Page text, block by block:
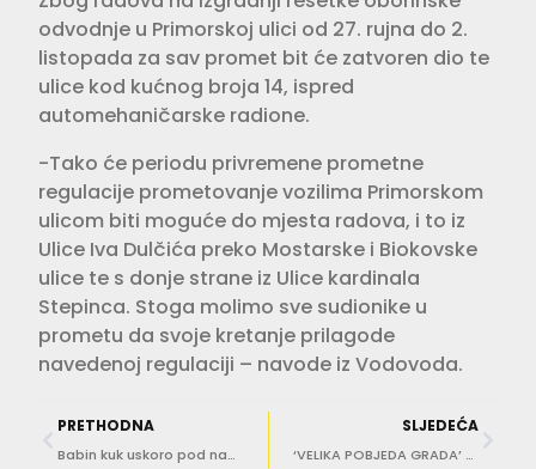
odvodnje u Primorskoj ulici od 27. rujna do 2.
listopada za sav promet bit će zatvoren dio te
ulice kod kućnog broja 14, ispred
automehaničarske radione.
-Tako će periodu privremene prometne
regulacije prometovanje vozilima Primorskom
ulicom biti moguće do mjesta radova, i to iz
Ulice Iva Dulčića preko Mostarske i Biokovske
ulice te s donje strane iz Ulice kardinala
Stepinca. Stoga molimo sve sudionike u
prometu da svoje kretanje prilagode
navedenoj regulaciji – navode iz Vodovoda.
PRETHODNA
Babin kuk uskoro pod naplatom Sanitata
SLJEDEĆA
‘VELIKA POBJEDA GRADA’ Odlukom Visokog upravnog suda projekt Lapadske obale ide dalje